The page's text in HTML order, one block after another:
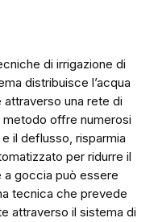
di irrigazione di
distribuisce l’acqua
una rete di
offre numerosi
il deflusso, risparmia
per ridurre il
a goccia può essere
tecnica che prevede
attraverso il sistema di